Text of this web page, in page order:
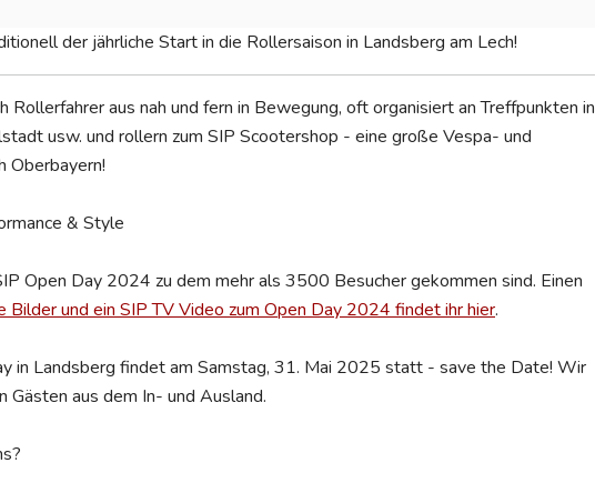
der jährliche Start in die Rollersaison in Landsberg am Lech!
Rollerfahrer aus nah und fern in Bewegung, oft organisiert an Treffpunkten in
usw. und rollern zum SIP Scootershop - eine große Vespa- und
Oberbayern!
& Style
Open Day 2024 zu dem mehr als 3500 Besucher gekommen sind. Einen
Bilder und ein SIP TV Video zum Open Day 2024 findet ihr hier.
in Landsberg findet am Samstag, 31. Mai 2025 statt - save the Date! Wir
Gästen aus dem In- und Ausland.